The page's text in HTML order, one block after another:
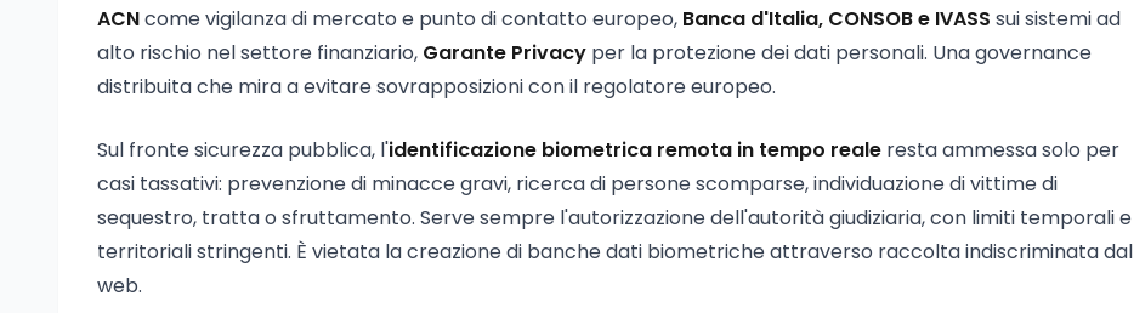
ACNcome vigilanza di mercato e punto di contatto europeo, Banca d'Italia, CONSOB e IVASS sui sistemi ad
alto rischio nel settore finanziario, Garante Privacy per la protezione dei dati personali. Una governance
distribuita che mira a evitare sovrapposizioni con il regolatore europeo.
Sul fronte sicurezza pubblica, l'identificazione biometrica remota in tempo reale resta ammessa solo per
casi tassativi: prevenzione di minacce gravi, ricerca di persone scomparse, individuazione di vittime di
sequestro, tratta o sfruttamento. Serve sempre l'autorizzazione dell'autorità giudiziaria, con limiti temporali e
territoriali stringenti. È vietata la creazione di banche dati biometriche attraverso raccolta indiscriminata dal
web.